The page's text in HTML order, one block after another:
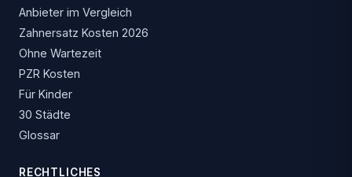
Anbieter im Vergleich
Zahnersatz Kosten 2026
Ohne Wartezeit
PZR Kosten
Für Kinder
30 Städte
Glossar
RECHTLICHES